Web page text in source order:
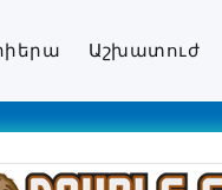
Աշխատուժ